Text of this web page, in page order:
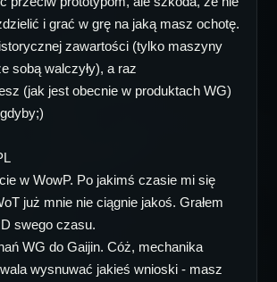
i grać w grę na jaką masz ochotę.
zawartości (tylko maszyny
sobą walczyły), a raz
(jak jest obecnie w produktach WG)
w WowP. Po jakimś czasie mi się
już mnie nie ciągnie jakoś. Grałem
swego czasu.
WG do Gaijin. Cóż, mechanika
wysnuwać jakieś wnioski - masz